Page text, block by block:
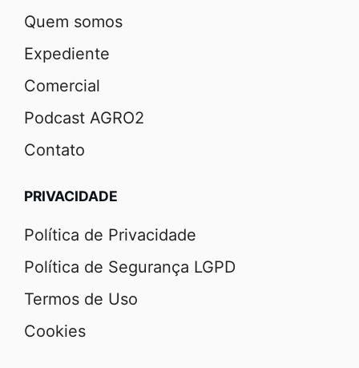
Quem somos
Expediente
Comercial
Podcast AGRO2
Contato
PRIVACIDADE
Política de Privacidade
Política de Segurança LGPD
Termos de Uso
Cookies